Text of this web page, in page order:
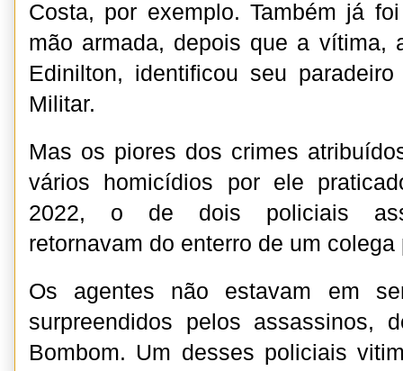
Costa, por exemplo. Também já
mão armada, depois que a vítima,
Edinilton, identificou seu
Militar.
Mas os piores dos crimes
vários homicídios por ele
2022, o de dois policiais
retornavam do enterro de um
Os agentes não estavam em
surpreendidos pelos assassinos,
Bombom. Um desses policiais